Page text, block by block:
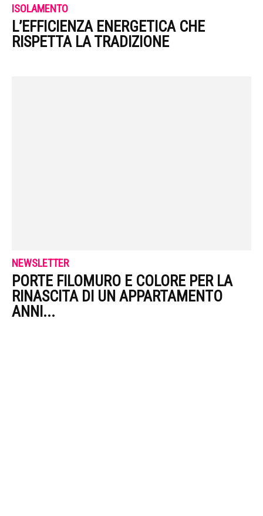
ISOLAMENTO
L’EFFICIENZA ENERGETICA CHE
RISPETTA LA TRADIZIONE
NEWSLETTER
PORTE FILOMURO E COLORE PER LA
RINASCITA DI UN APPARTAMENTO
ANNI...